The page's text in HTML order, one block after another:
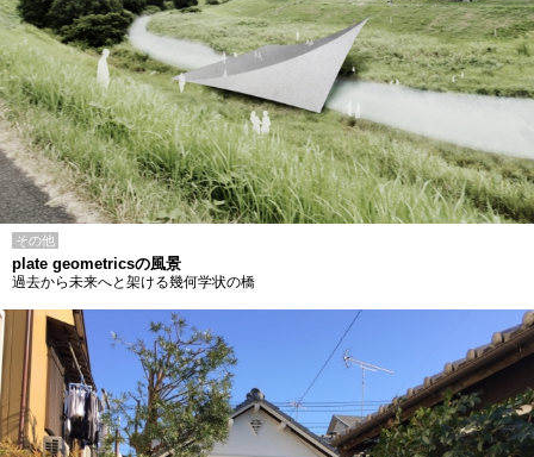
その他
plate geometricsの風景
過去から未来へと架ける幾何学状の橋